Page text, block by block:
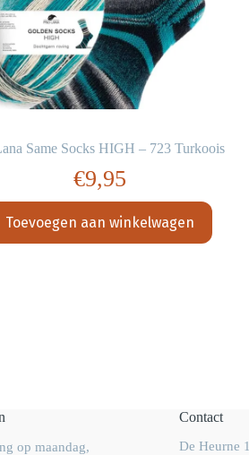
Same Socks HIGH – 723 Turkoois
€9,95
Toevoegen aan winkelwagen
op maandag,
Contact
De Heurne 1